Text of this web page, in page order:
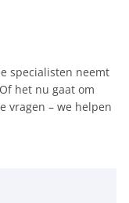
specialisten neemt
het nu gaat om
vragen – we helpen